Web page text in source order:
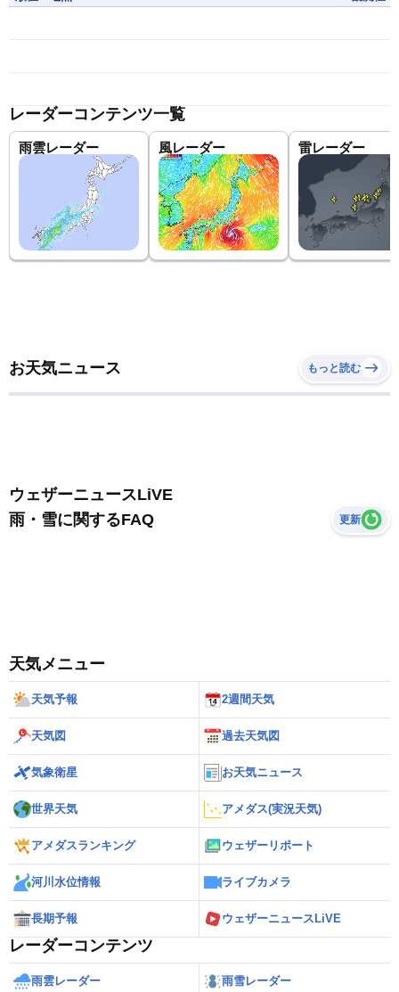
レーダーコンテンツ一覧
雨雲レーダー 風レーダー 雷レーダー
お天気ニュース もっと読む
ウェザーニュースLiVE
雨・雪に関するFAQ
更新
天気メニュー
天気予報 2週間天気
天気図 過去天気図
気象衛星 お天気ニュース
世界天気 アメダス(実況天気)
アメダスランキング ウェザーリポート
河川水位情報 ライブカメラ
長期予報 ウェザーニュースLiVE
レーダーコンテンツ
雨雲レーダー 雨雪レーダー